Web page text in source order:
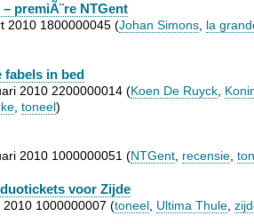
premiÃ¨re NTGent
2010 1800000045 (Johan Simons, la
fabels in bed
2010 2200000014 (Koen De Ruyck
toneel)
2010 1000000051 (NTGent, recensie,
voor Zijde
1000000007 (toneel Ultima Thule